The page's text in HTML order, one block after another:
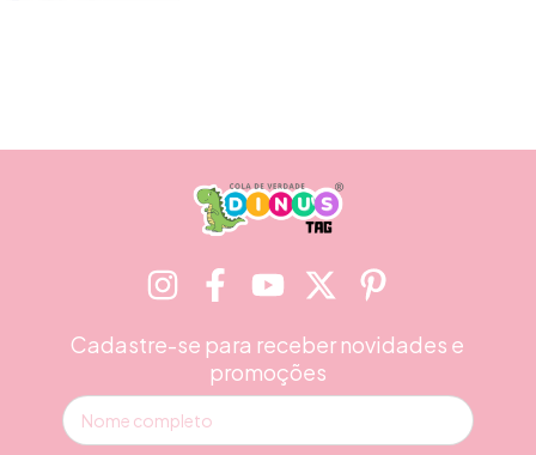
Cadastre-se para receber novidades e
promoções